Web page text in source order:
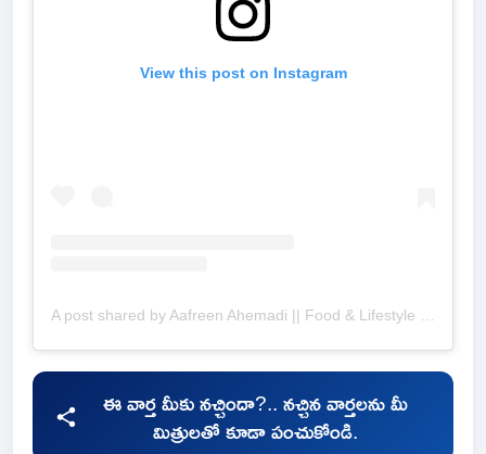
View this post on Instagram
ఈ వార్త మీకు నచ్చిందా?.. నచ్చిన వార్తలను మీ
మిత్రులతో కూడా పంచుకోండి.